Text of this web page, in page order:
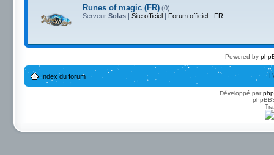
Runes of magic (FR) (0)
Serveur Solas | Site officiel | Forum officiel - FR
Powered by
Index du forum
Développé par